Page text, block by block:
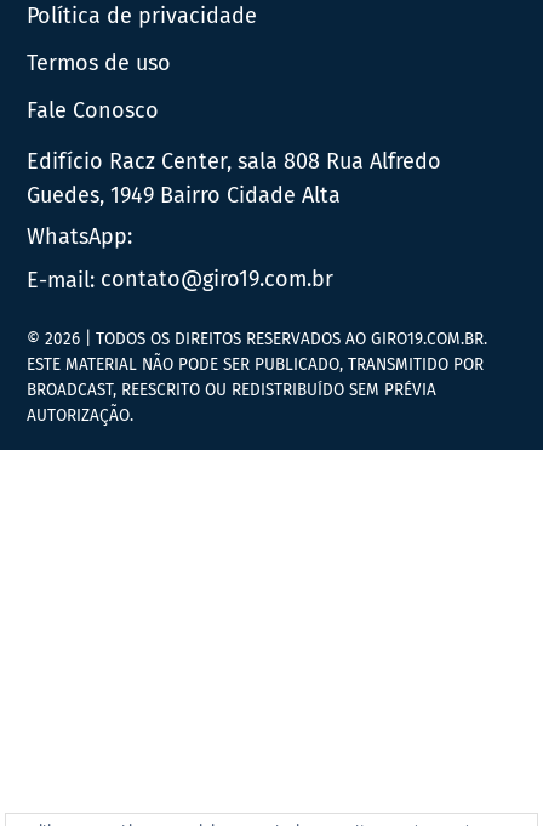
Política de privacidade
Termos de uso
Fale Conosco
Edifício Racz Center, sala 808 Rua Alfredo
Guedes, 1949 Bairro Cidade Alta
WhatsApp:
E-mail: contato@giro19.com.br
© 2026 | TODOS OS DIREITOS RESERVADOS AO GIRO19.COM.BR.
ESTE MATERIAL NÃO PODE SER PUBLICADO, TRANSMITIDO POR
BROADCAST, REESCRITO OU REDISTRIBUÍDO SEM PRÉVIA
AUTORIZAÇÃO.